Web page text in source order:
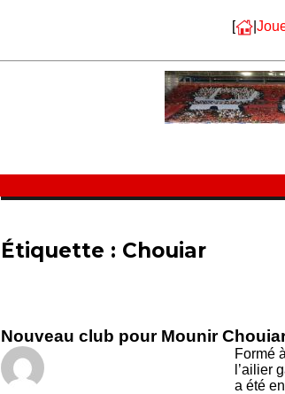
[ |
Étiquette : Chouiar
Nouveau club pour Mounir
Formé
l’ailier
a été